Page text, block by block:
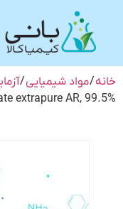
خانه/مواد شیمیایی/
extrapure AR, 99.5%